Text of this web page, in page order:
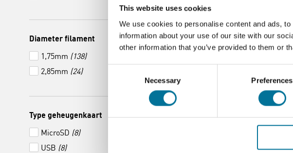
This website uses cookies
We use cookies to personalise content and ads,
information about your use of our site with our
other information that you’ve provided to them or
Necessary Preferences
Diameter filament
1,75mm (138)
2,85mm (24)
Type geheugenkaart
MicroSD (8)
USB (8)
X1C, P1S en P1P
incl. BTW
Bestel